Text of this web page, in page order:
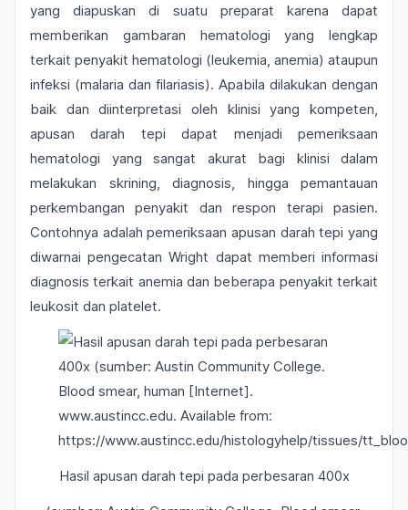
yang diapuskan di suatu preparat karena dapat
memberikan gambaran hematologi yang lengkap
terkait penyakit hematologi (leukemia, anemia) ataupun
infeksi (malaria dan filariasis). Apabila dilakukan dengan
baik dan diinterpretasi oleh klinisi yang kompeten,
apusan darah tepi dapat menjadi pemeriksaan
hematologi yang sangat akurat bagi klinisi dalam
melakukan skrining, diagnosis, hingga pemantauan
perkembangan penyakit dan respon terapi pasien.
Contohnya adalah pemeriksaan apusan darah tepi yang
diwarnai pengecatanWright dapat memberi informasi
diagnosis terkait anemia dan beberapa penyakit terkait
leukosit dan platelet.
Hasil apusan darah tepi pada perbesaran 400x